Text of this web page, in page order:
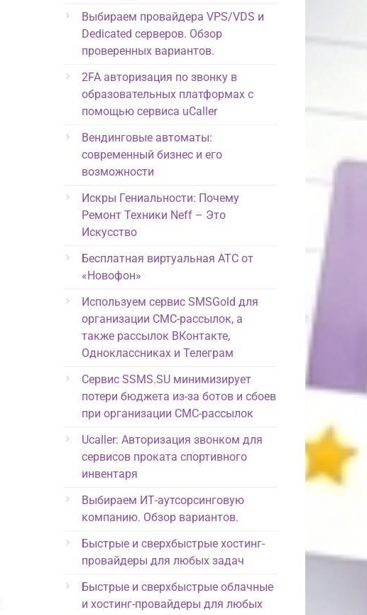
Выбираем провайдера VPS/VDS и
Dedicated серверов. Обзор
проверенных вариантов.
2FA авторизация по звонку в
образовательных платформах с
помощью сервиса uCaller
Вендинговые автоматы:
современный бизнес и его
возможности
Искры Гениальности: Почему
Ремонт Техники Neff – Это
Искусство
Бесплатная виртуальная АТС от
«Новофон»
Используем сервис SMSGold для
организации СМС-рассылок, а
также рассылок ВКонтакте,
Одноклассниках и Телеграм
Сервис SSMS.SU минимизирует
потери бюджета из-за ботов и сбоев
при организации СМС-рассылок
Ucaller: Авторизация звонком для
сервисов проката спортивного
инвентаря
Выбираем ИТ-аутсорсинговую
компанию. Обзор вариантов.
Быстрые и сверхбыстрые хостинг-
провайдеры для любых задач
Быстрые и сверхбыстрые облачные
и хостинг-провайдеры для любых